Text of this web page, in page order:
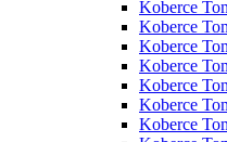
Koberce
Koberce
Koberce
Koberce
Koberce
Koberce
Koberce